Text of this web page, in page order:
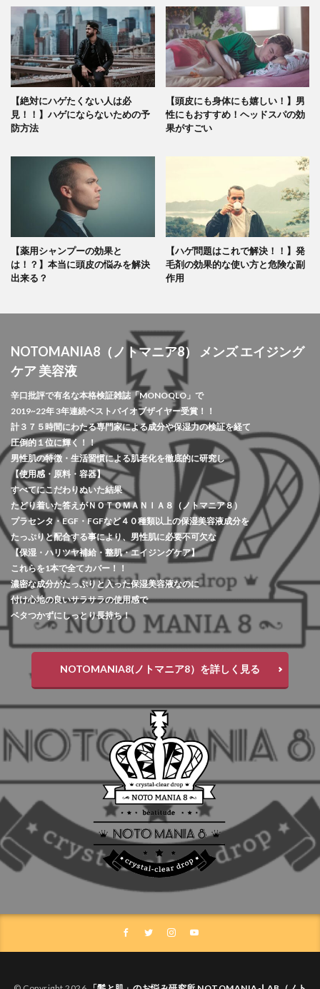
【絶対にハゲたくない人は必
見！！】ハゲにならないための予
防方法
【頭皮にも身体にも嬉しい！】男
性にもおすすめ！ヘッドスパの効
果がすごい
【薬用シャンプーの効果と
は！？】本当に頭皮の悩みを解決
出来る？
【ハゲ問題はこれで解決！！】発
毛剤の効果的な使い方と危険な副
作用
NOTOMANIA8（ノトマニア8） メンズ エイジング
ケア 美容液
辛口批評で有名な本格検証雑誌「MONOQLO」で
2019~22年 3年連続ベストバイオブザイヤー受賞！！
計３７５時間にわたる専門家による成分や保湿力の検証を経て
圧倒的１位に輝く！！
男性肌の特徴・生活習慣による肌老化を徹底的に研究し
【使用感・原料・容器】
すべてにこだわりぬいた結果
たどり着いた答えがＮＯＴＯＭＡＮＩＡ８（ノトマニア８）
プラセンタ・EGF・FGFなど４０種類以上の保湿美容液成分を
たっぷりと配合する事により、男性肌に必要不可欠な
【保湿・ハリツヤ補給・整肌・エイジングケア】
これらを1本で全てカバー！！
濃密な成分がたっぷりと入った保湿美容液なのに
付け心地の良いサラサラの使用感で
ベタつかずにしっとり長持ち！
NOTOMANIA8(ノトマニア8）を詳しく見る